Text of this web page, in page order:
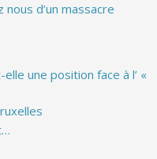
d’un massacre
une position face à l’ «